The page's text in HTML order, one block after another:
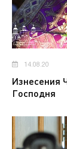
14.08.20
Изнесения
Господня